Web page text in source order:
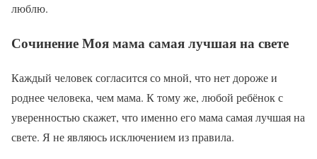
люблю.
Сочинение Моя мама самая лучшая на свете
Каждый человек согласится со мной, что нет дороже и
роднее человека, чем мама. К тому же, любой ребёнок с
уверенностью скажет, что именно его мама самая лучшая на
свете. Я не являюсь исключением из правила.